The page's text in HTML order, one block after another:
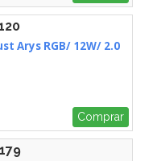
Arys RGB/ 12W/ 2.0
Comprar